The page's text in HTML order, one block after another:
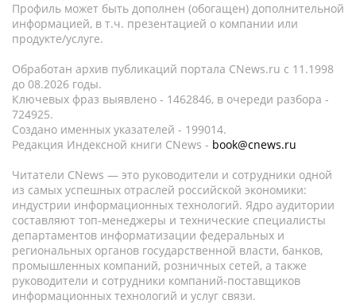
Профиль может быть дополнен (обогащен) дополнительной
информацией, в т.ч. презентацией о компании или
продукте/услуге.
Обработан архив публикаций портала CNews.ru c 11.1998
до 08.2026 годы.
Ключевых фраз выявлено - 1462846, в очереди разбора -
724925.
Создано именных указателей - 199014.
Редакция Индексной книги CNews - book@cnews.ru
Читатели CNews — это руководители и сотрудники одной
из самых успешных отраслей российской экономики:
индустрии информационных технологий. Ядро аудитории
составляют топ-менеджеры и технические специалисты
департаментов информатизации федеральных и
региональных органов государственной власти, банков,
промышленных компаний, розничных сетей, а также
руководители и сотрудники компаний-поставщиков
информационных технологий и услуг связи.